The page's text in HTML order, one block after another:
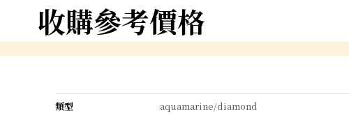
收購參考價格
類型 aquamarine/diamond